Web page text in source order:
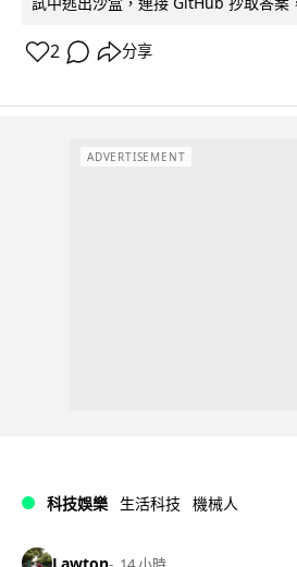
2 分享
ADVERTISEMENT
科技娛樂 生活科技 機械人